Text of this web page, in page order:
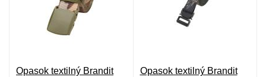
Opasok textilný Brandit
Opasok textilný Brandit